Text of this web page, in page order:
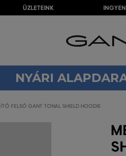
ÜZLETEINK
NYÁRI
FELSŐ GANT TONAL SHIELD HOODIE